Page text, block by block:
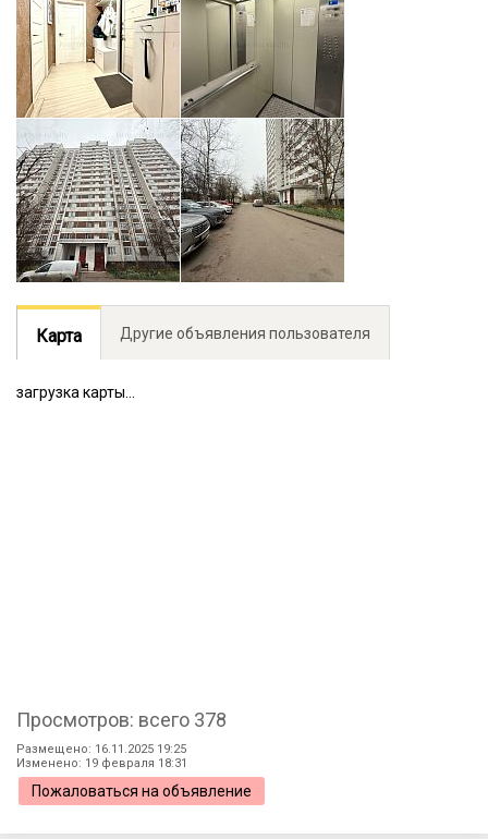
Карта Другие объявления пользователя
загрузка карты...
Просмотров: всего 378
Размещено: 16.11.2025 19:25
Изменено: 19 февраля 18:31
Пожаловаться на объявление